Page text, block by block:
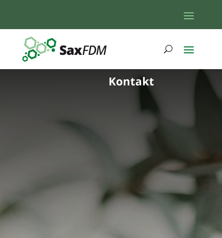
Kontakt